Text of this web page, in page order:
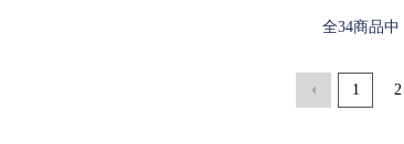
全34商品中
1 2